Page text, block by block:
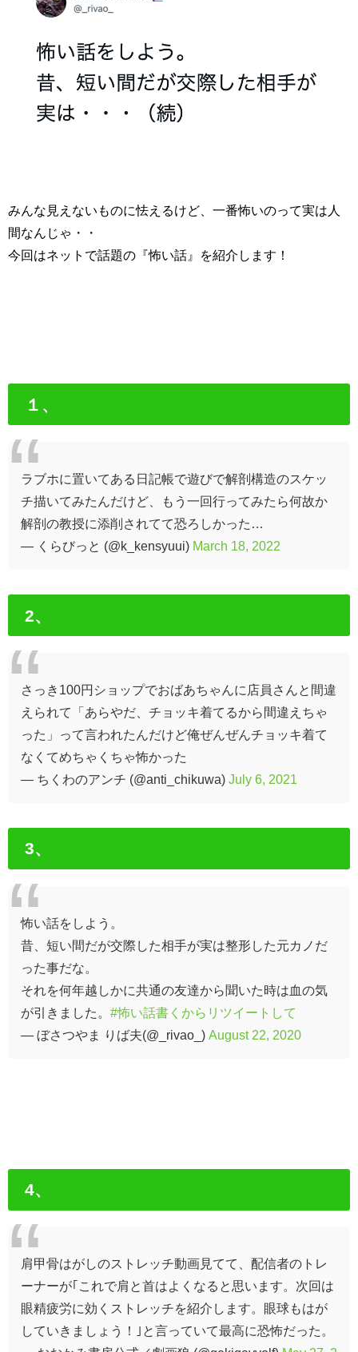
みんな見えないものに怯えるけど、一番怖いのって実は人
間なんじゃ・・
今回はネットで話題の『怖い話』を紹介します！
１、
ラブホに置いてある日記帳で遊びで解剖構造のスケッ
チ描いてみたんだけど、もう一回行ってみたら何故か
解剖の教授に添削されてて恐ろしかった…
— くらびっと (@k_kensyuui) March 18, 2022
2、
さっき100円ショップでおばあちゃんに店員さんと間違
えられて「あらやだ、チョッキ着てるから間違えちゃ
った」って言われたんだけど俺ぜんぜんチョッキ着て
なくてめちゃくちゃ怖かった
— ちくわのアンチ (@anti_chikuwa) July 6, 2021
3、
怖い話をしよう。
昔、短い間だが交際した相手が実は整形した元カノだ
った事だな。
それを何年越しかに共通の友達から聞いた時は血の気
が引きました。 #怖い話書くからリツイートして
— ぼさつやま りば夫(@_rivao_) August 22, 2020
4、
肩甲骨はがしのストレッチ動画見てて、配信者のトレ
ーナーが｢これで肩と首はよくなると思います。次回は
眼精疲労に効くストレッチを紹介します。眼球もはが
していきましょう！｣と言っていて最高に恐怖だった。